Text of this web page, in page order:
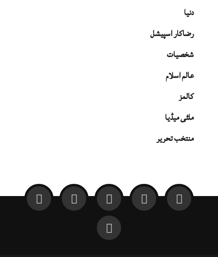
دنیا
رضاکار اسپیشل
شخصیات
عالم اسلام
کالمز
ملٹی میڈیا
منتخب تحریر